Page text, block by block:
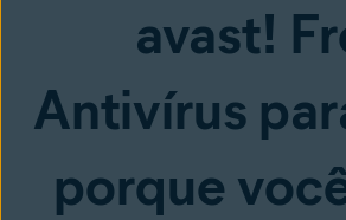
avast!
Antivírus
porque